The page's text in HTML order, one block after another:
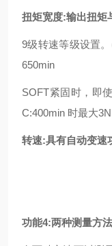
扭矩宽度:输出扭矩
9级转速等级设置
650min
SOFT紧固时，即
C:400min 时最大
转速:具有自动变速
功能4:两种测量方法